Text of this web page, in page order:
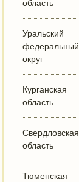
область
Уральский
федеральный
округ
Курганская
область
Свердловская
область
Тюменская